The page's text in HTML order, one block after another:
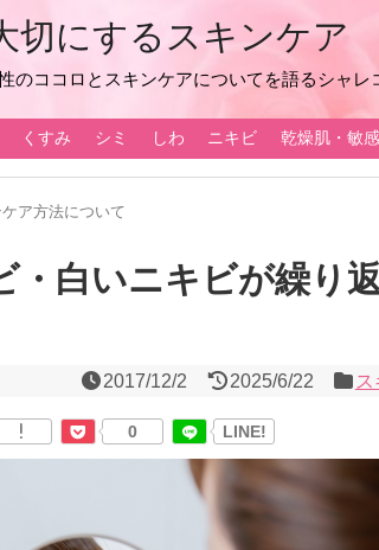
切にするスキンケ
のココロとスキンケアについてを語るシャレ
くすみ シミ しわ ニキビ 乾燥肌・敏
ア方法について
・白いニキビが繰り
2017/12/2 2025/6/22
0 LINE!